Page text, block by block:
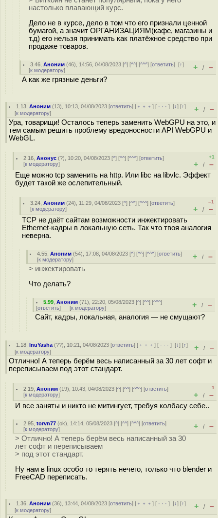
настолько плавающий курс.
Дело не в курсе, дело в том что его признали ценной
бумагой, а значит ОРГАНИЗАЦИЯМ(кафе, магазины и
т.д) его нельзя принимать как платёжное средство при
продаже товаров.
3.46 ,Аноним (46), 14:56, 04/08/2023 [^] [^^] [^^^] [ответить][↑]
[к модератору] + / –
А как же грязные деньги?
1.13 ,Аноним (13), 10:13, 04/08/2023 [ответить] [ ﹢﹢﹢] [ · · ·][↓] [↑]
[к модератору] + / –
Ура, товарищи! Осталось теперь заменить WebGPU на это, и
тем самым решить проблему вредоносности API WebGPU и
WebGL.
2.16 ,Анонус (?), 10:20, 04/08/2023 [^] [^^] [^^^] [ответить]
[к модератору]
+1
+ / –
Еще можно tcp заменить на http. Или libc на libvlc. Эффект
будет такой же ослепительный.
3.24 ,Аноним (24), 11:29, 04/08/2023 [^] [^^] [^^^] [ответить]
[к модератору]
–1
+ / –
TCP не даёт сайтам возможности инжектировать
Ethernet-кадры в локальную сеть. Так что твоя аналогия
неверна.
4.55 ,Аноним (54), 17:08, 04/08/2023 [^] [^^] [^^^] [ответить]
[к модератору] + / –
> инжектировать
Что делать?
5.99 ,Аноним (71), 22:20, 05/08/2023 [^] [^^] [^^^]
[ответить] [к модератору] + / –
Сайт, кадры, локальная, аналогия — не смущают?
1.18 ,InuYasha (??), 10:21, 04/08/2023 [ответить] [ ﹢﹢﹢] [ · · ·][↓] [↑]
[к модератору] + / –
Отлично! А теперь берём весь написанный за 30 лет софт и
переписываем под этот стандарт.
2.19 ,Аноним (19), 10:43, 04/08/2023 [^] [^^] [^^^] [ответить]
[к модератору]
–1
+ / –
И все заняты и никто не митингует, требуя колбасу себе..
2.95 ,torvn77 (ok), 14:14, 05/08/2023 [^] [^^] [^^^] [ответить]
[к модератору] + / –
> Отлично! А теперь берём весь написанный за 30
лет софт и переписываем
> под этот стандарт.
Ну нам в linux особо то терять нечего, только что blender и
FreeCAD переписать.
1.36 ,Аноним (36), 13:44, 04/08/2023 [ответить] [ ﹢﹢﹢] [ · · ·][↓] [↑]
[к модератору] + / –